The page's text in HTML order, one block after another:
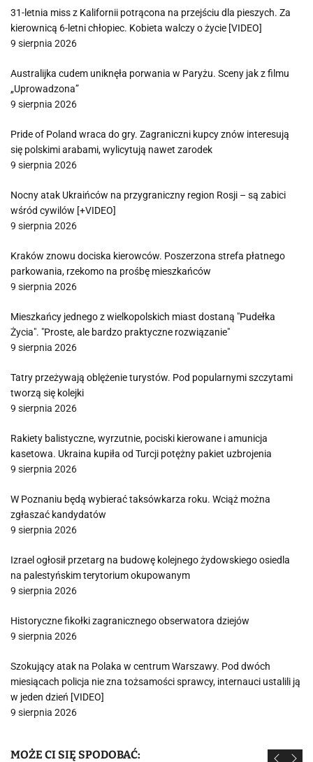
31-letnia miss z Kalifornii potrącona na przejściu dla pieszych. Za
kierownicą 6-letni chłopiec. Kobieta walczy o życie [VIDEO]
9 sierpnia 2026
Australijka cudem uniknęła porwania w Paryżu. Sceny jak z filmu
„Uprowadzona”
9 sierpnia 2026
Pride of Poland wraca do gry. Zagraniczni kupcy znów interesują
się polskimi arabami, wylicytują nawet zarodek
9 sierpnia 2026
Nocny atak Ukraińców na przygraniczny region Rosji – są zabici
wśród cywilów [+VIDEO]
9 sierpnia 2026
Kraków znowu dociska kierowców. Poszerzona strefa płatnego
parkowania, rzekomo na prośbę mieszkańców
9 sierpnia 2026
Mieszkańcy jednego z wielkopolskich miast dostaną "Pudełka
Życia". "Proste, ale bardzo praktyczne rozwiązanie"
9 sierpnia 2026
Tatry przeżywają oblężenie turystów. Pod popularnymi szczytami
tworzą się kolejki
9 sierpnia 2026
Rakiety balistyczne, wyrzutnie, pociski kierowane i amunicja
kasetowa. Ukraina kupiła od Turcji potężny pakiet uzbrojenia
9 sierpnia 2026
W Poznaniu będą wybierać taksówkarza roku. Wciąż można
zgłaszać kandydatów
9 sierpnia 2026
Izrael ogłosił przetarg na budowę kolejnego żydowskiego osiedla
na palestyńskim terytorium okupowanym
9 sierpnia 2026
Historyczne fikołki zagranicznego obserwatora dziejów
9 sierpnia 2026
Szokujący atak na Polaka w centrum Warszawy. Pod dwóch
miesiącach policja nie zna tożsamości sprawcy, internauci ustalili ją
w jeden dzień [VIDEO]
9 sierpnia 2026
MOŻE CI SIĘ SPODOBAĆ: